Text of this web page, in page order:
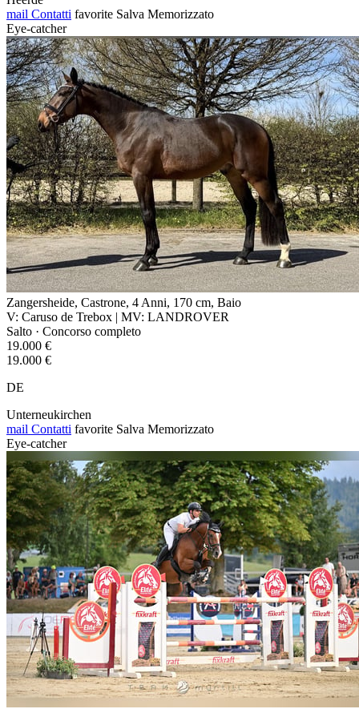
mail Contatti favorite Salva Memorizzato
Eye-catcher
Zangersheide, Castrone, 4 Anni, 170 cm, Baio
V: Caruso de Trebox | MV: LANDROVER
Salto · Concorso completo
19.000 €
19.000 €
DE
Unterneukirchen
mail Contatti favorite Salva Memorizzato
Eye-catcher